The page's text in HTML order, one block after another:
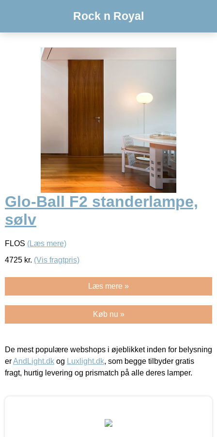
Rock n Royal
Glo-Ball F2 standerlampe,
sølv
FLOS (Læs mere)
4725 kr. (Vis fragtpris)
Læs mere »
Køb nu »
De mest populære webshops i øjeblikket inden for belysning
erAndLight.dk og Luxlight.dk, som begge tilbyder gratis
fragt, hurtig levering og prismatch på alle deres lamper.